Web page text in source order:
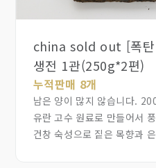
china sold out [폭탄
생전 1관(250g*2편)
누적판매 8개
남은 양이 많지 않습니다.
유란 고수 원료로 만들어서
건창 숙성으로 짙은 목향과